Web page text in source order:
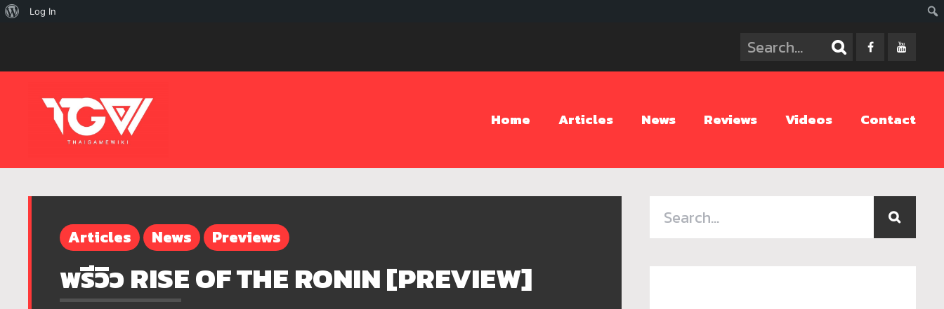
Home Articles News Reviews Videos Contact
Articles News Previews
พรีวิว RISE OF THE RONIN [PREVIEW]
เกี่ยวLog In